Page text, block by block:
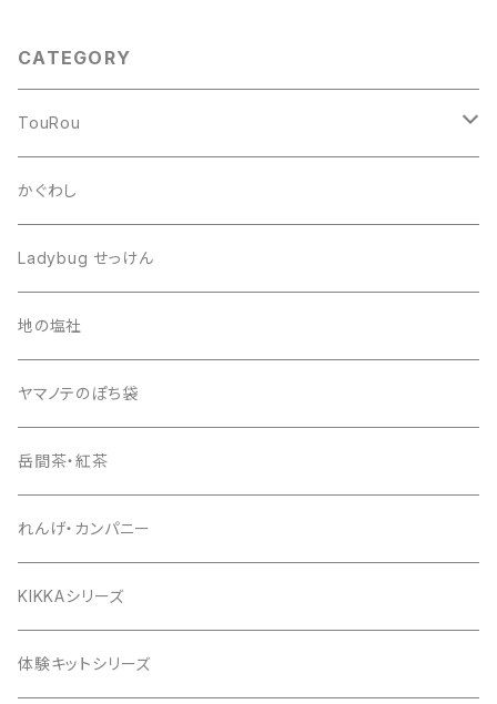
CATEGORY
TouRou
stand
ring
かぐわし
Ladybug せっけん
地の塩社
ヤマノテのぽち袋
岳間茶・紅茶
れんげ・カンパニー
KIKKAシリーズ
体験キットシリーズ